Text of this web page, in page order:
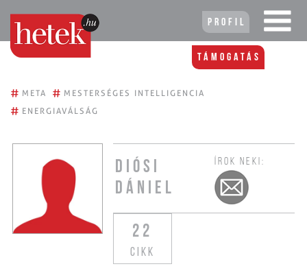
Profil
Támogatás
# META # MESTERSÉGES INTELLIGENCIA
# ENERGIAVÁLSÁG
DIÓSI
DÁNIEL
ÍROK NEKI:
22
CIKK